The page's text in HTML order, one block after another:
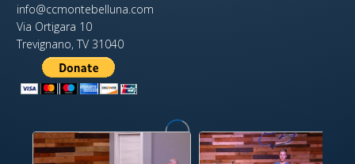
info@ccmontebelluna.com
Via Ortigara 10
Trevignano, TV 31040